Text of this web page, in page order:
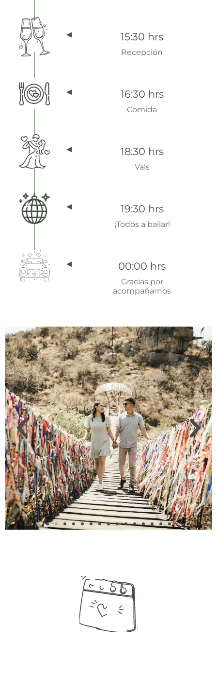
15:30 hrs
Recepción
16:30 hrs
Comida
18:30 hrs
Vals
19:30 hrs
¡Todos a bailar!
00:00 hrs
Gracias por
acompañarnos